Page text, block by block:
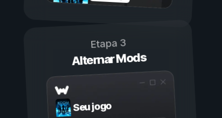
Etapa 3
Alternar Mods
Seu jogo